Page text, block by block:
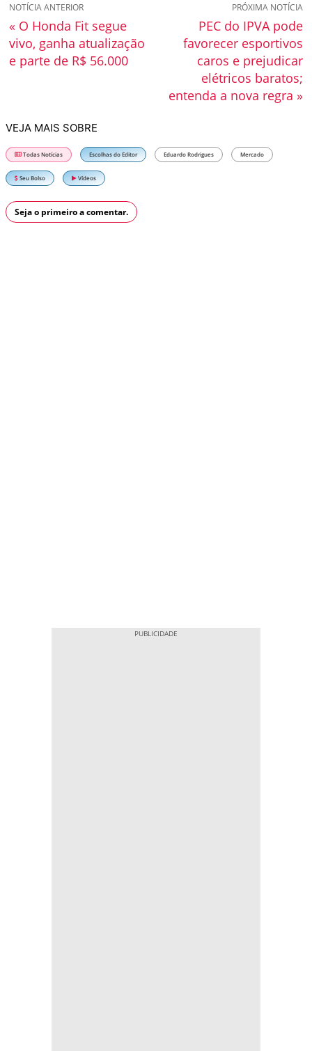
PRÓXIMA NOTÍCIA
PEC do IPVA pode
favorecer esportivos
caros e prejudicar
elétricos baratos;
entenda a nova regra »
NOTÍCIA ANTERIOR
« O Honda Fit segue
vivo, ganha atualização
e parte de R$ 56.000
VEJA MAIS SOBRE
Todas Notícias Escolhas do Editor Eduardo Rodrigues Mercado
Seu Bolso Vídeos
Seja o primeiro a comentar.